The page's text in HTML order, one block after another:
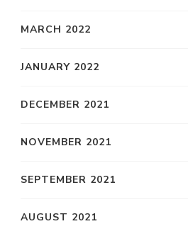
MARCH 2022
JANUARY 2022
DECEMBER 2021
NOVEMBER 2021
SEPTEMBER 2021
AUGUST 2021